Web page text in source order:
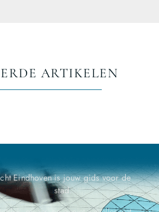
ARTIKELEN
Eindhoven is jouw gids voor de
stad.